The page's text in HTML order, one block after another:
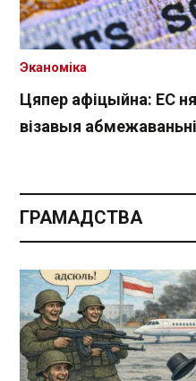
Цяпер афіцыйна: ЕС
візавыя
Эканоміка
ГРАМАДСТВА